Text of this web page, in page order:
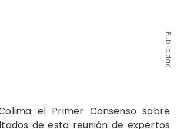
Publicidad
el Primer Consenso sobre
de esta reunión de expertos